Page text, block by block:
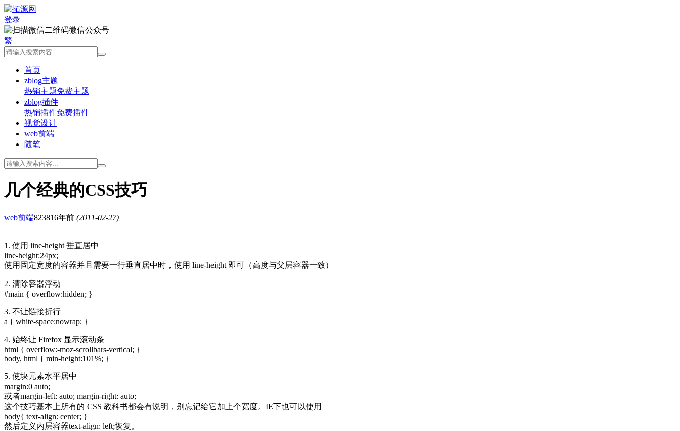
登录
微信公众号
繁
首页
zblog主题
热销主题免费主题
zblog插件
热销插件免费插件
视觉设计
web前端
随笔
几个经典的CSS技巧
web前端823816年前 (2011-02-27)
1. 使用 line-height 垂直居中
line-height:24px;
使用固定宽度的容器并且需要一行垂直居中时，使用 line-height 即可（高度与父层容器一致）
2. 清除容器浮动
#main { overflow:hidden; }
3. 不让链接折行
a { white-space:nowrap; }
4. 始终让 Firefox 显示滚动条
html { overflow:-moz-scrollbars-vertical; }
body, html { min-height:101%; }
5. 使块元素水平居中
margin:0 auto;
或者margin-left: auto; margin-right: auto;
这个技巧基本上所有的 CSS 教科书都会有说明，别忘记给它加上个宽度。IE下也可以使用
body{ text-align: center; }
然后定义内层容器text-align: left;恢复。